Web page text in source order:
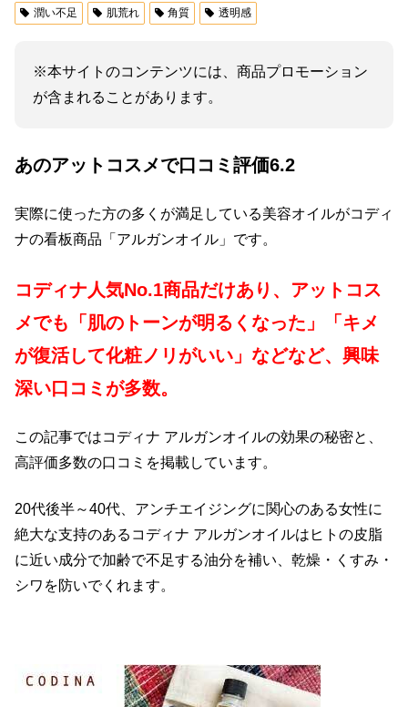
潤い不足
肌荒れ 角質 透明感
※本サイトのコンテンツには、商品プロモーション
が含まれることがあります。
あのアットコスメで口コミ評価6.2
実際に使った方の多くが満足している美容オイルがコディ
ナの看板商品「アルガンオイル」です。
コディナ人気No.1商品だけあり、アットコス
メでも「肌のトーンが明るくなった」「キメ
が復活して化粧ノリがいい」などなど、興味
深い口コミが多数。
この記事ではコディナ アルガンオイルの効果の秘密と、
高評価多数の口コミを掲載しています。
20代後半～40代、アンチエイジングに関心のある女性に
絶大な支持のあるコディナ アルガンオイルはヒトの皮脂
に近い成分で加齢で不足する油分を補い、乾燥・くすみ・
シワを防いでくれます。